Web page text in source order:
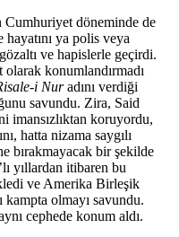
Cumhuriyet döneminde de
ya polis veya
ve hapislerle geçirdi.
konumlandırmadı
i Nuradını verdiği
savundu. Zira, Said
imansızlıktan koruyordu,
hatta nizama saygılı
bırakmayacak bir şekilde
yıllardan itibaren bu
ve Amerika Birleşik
olmayı savundu.
cephede konum aldı.